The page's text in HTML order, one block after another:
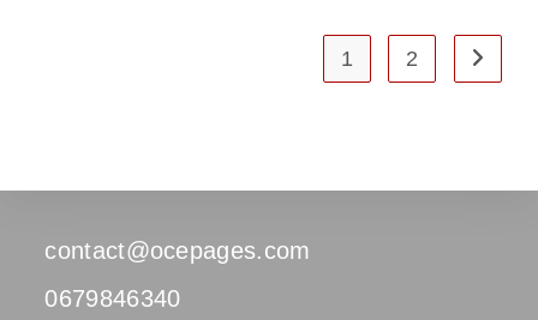
1 2
contact@ocepages.com
0679846340